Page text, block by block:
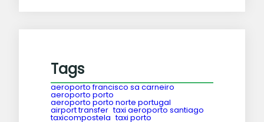
Tags
aeroporto francisco sa carneiro
aeroporto porto
aeroporto porto norte portugal
airport transfer taxi aeroporto santiago
taxicompostela taxi porto